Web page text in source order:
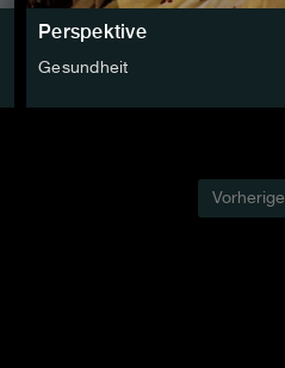
Perspektive
Gesundheit
Vorherige